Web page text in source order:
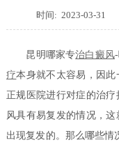
时间: 2023-03-31
昆明哪家专治白癜风
疗本身就不太容易，因
正规医院进行对症的治
风具有易复发的情况，
出现复发的。那么哪些情